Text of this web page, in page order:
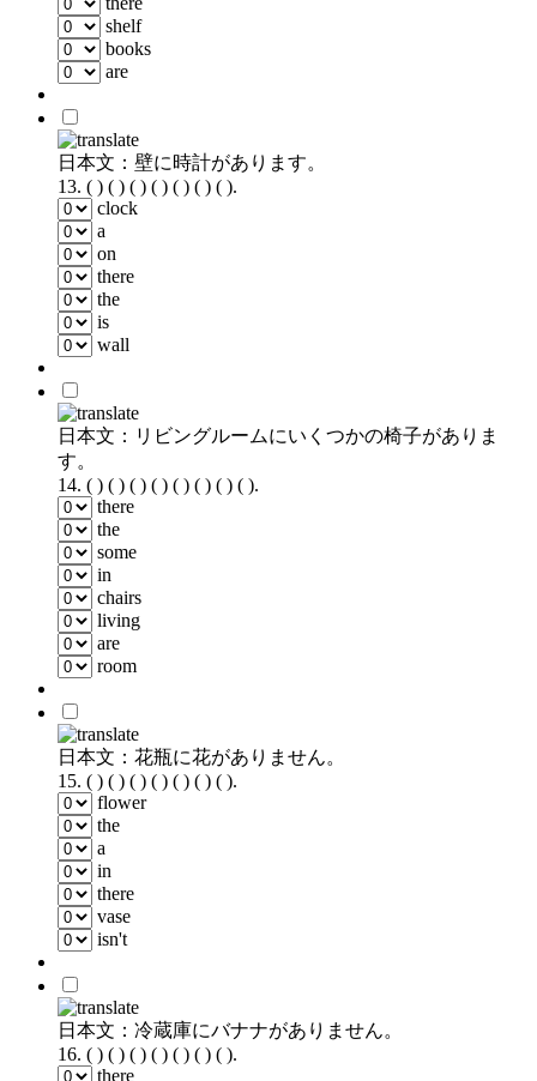
shelf
books
are
日本文：壁に時計があります。
13. ( ) ( ) ( ) ( ) ( ) ( ) ( ).
clock
a
on
there
the
is
wall
日本文：リビングルームにいくつかの椅子がありま
す。
14. ( ) ( ) ( ) ( ) ( ) ( ) ( ) ( ).
there
the
some
in
chairs
living
are
room
日本文：花瓶に花がありません。
15. ( ) ( ) ( ) ( ) ( ) ( ) ( ).
flower
the
a
in
there
vase
isn't
日本文：冷蔵庫にバナナがありません。
16. ( ) ( ) ( ) ( ) ( ) ( ) ( ).
there